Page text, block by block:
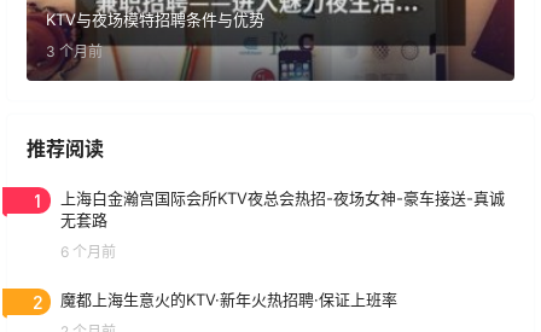
KTV与夜场模特招聘条件与优势
3 个月前
推荐阅读
1
上海白金瀚宫国际会所KTV夜总会热招-夜场女神-豪车接送-真诚
无套路
6 个月前
2 魔都上海生意火的KTV·新年火热招聘·保证上班率